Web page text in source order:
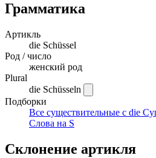
Грамматика
Артикль
die Schüssel
Род / число
женский род
Plural
die Schüsseln
Подборки
Все существительные с die
Слова на S
Склонение артикля